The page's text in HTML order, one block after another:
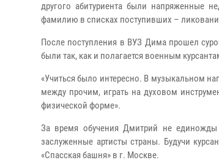
другого абитуриента были напряженные
фамилию в списках поступивших –
После поступления в ВУЗ Дима прошел
были так, как и полагается военным
«Учиться было интересно. В музыкальном
между прочим, играть на духовом
физической форме».
За время обучения Дмитрий не единожды
заслуженные артисты страны. Будучи
«Спасская башня» в г. Москве.